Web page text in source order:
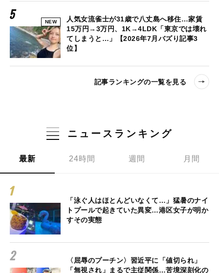
NEW
人気女流雀士が31歳で八丈島へ移住…家賃
15万円→3万円、1K→4LDK「東京では壊れ
てしまうと…」【2026年7月バズり記事3
位】
記事ランキングの一覧を見る
ニュースランキング
最新 24時間 週間 月間
「泳ぐ人はほとんどいなくて…」猛暑のナイ
トプールで起きていた異変…港区女子が明か
すその実態
〈屈辱のプーチン〉習近平に「値切られ」
「無視され」まるで主従関係…苦境深刻化の